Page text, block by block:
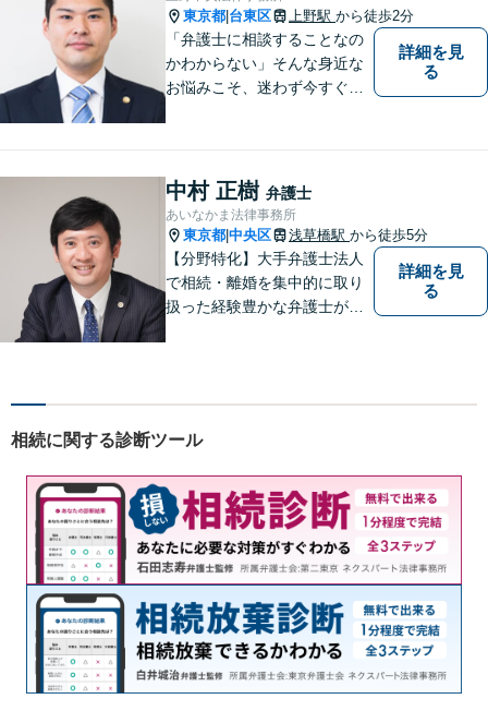
東京都 台東区 上野駅 から徒歩2分
「弁護士に相談することなの
かわからない」そんな身近な
お悩みこそ、迷わず今すぐご
詳細を見
る
中村 正樹 弁護士
あいなかま法律事務所
東京都 中央区 浅草橋駅 から徒歩5分
【分野特化】大手弁護士法人
で相続・離婚を集中的に取り
扱った経験豊かな弁護士が対
決を心がけております【初回
ご相談可能】【浅草橋駅・馬
喰町駅5分】
詳細を見
る
相続に関する診断ツール